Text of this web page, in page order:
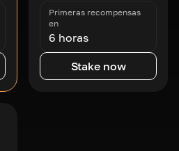
Primeras recompensas
en
6 horas
Stake now